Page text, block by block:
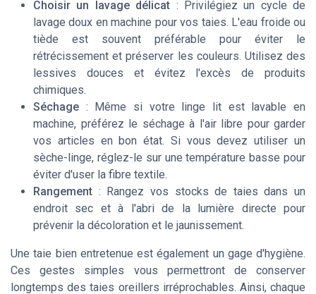
Choisir un lavage délicat : Privilégiez un cycle de
lavage doux en machine pour vos taies. L'eau froide ou
tiède est souvent préférable pour éviter le
rétrécissement et préserver les couleurs. Utilisez des
lessives douces et évitez l'excès de produits
chimiques.
Séchage : Même si votre linge lit est lavable en
machine, préférez le séchage à l'air libre pour garder
vos articles en bon état. Si vous devez utiliser un
sèche-linge, réglez-le sur une température basse pour
éviter d'user la fibre textile.
Rangement : Rangez vos stocks de taies dans un
endroit sec et à l'abri de la lumière directe pour
prévenir la décoloration et le jaunissement.
Une taie bien entretenue est également un gage d'hygiène.
Ces gestes simples vous permettront de conserver
longtemps des taies oreillers irréprochables. Ainsi, chaque